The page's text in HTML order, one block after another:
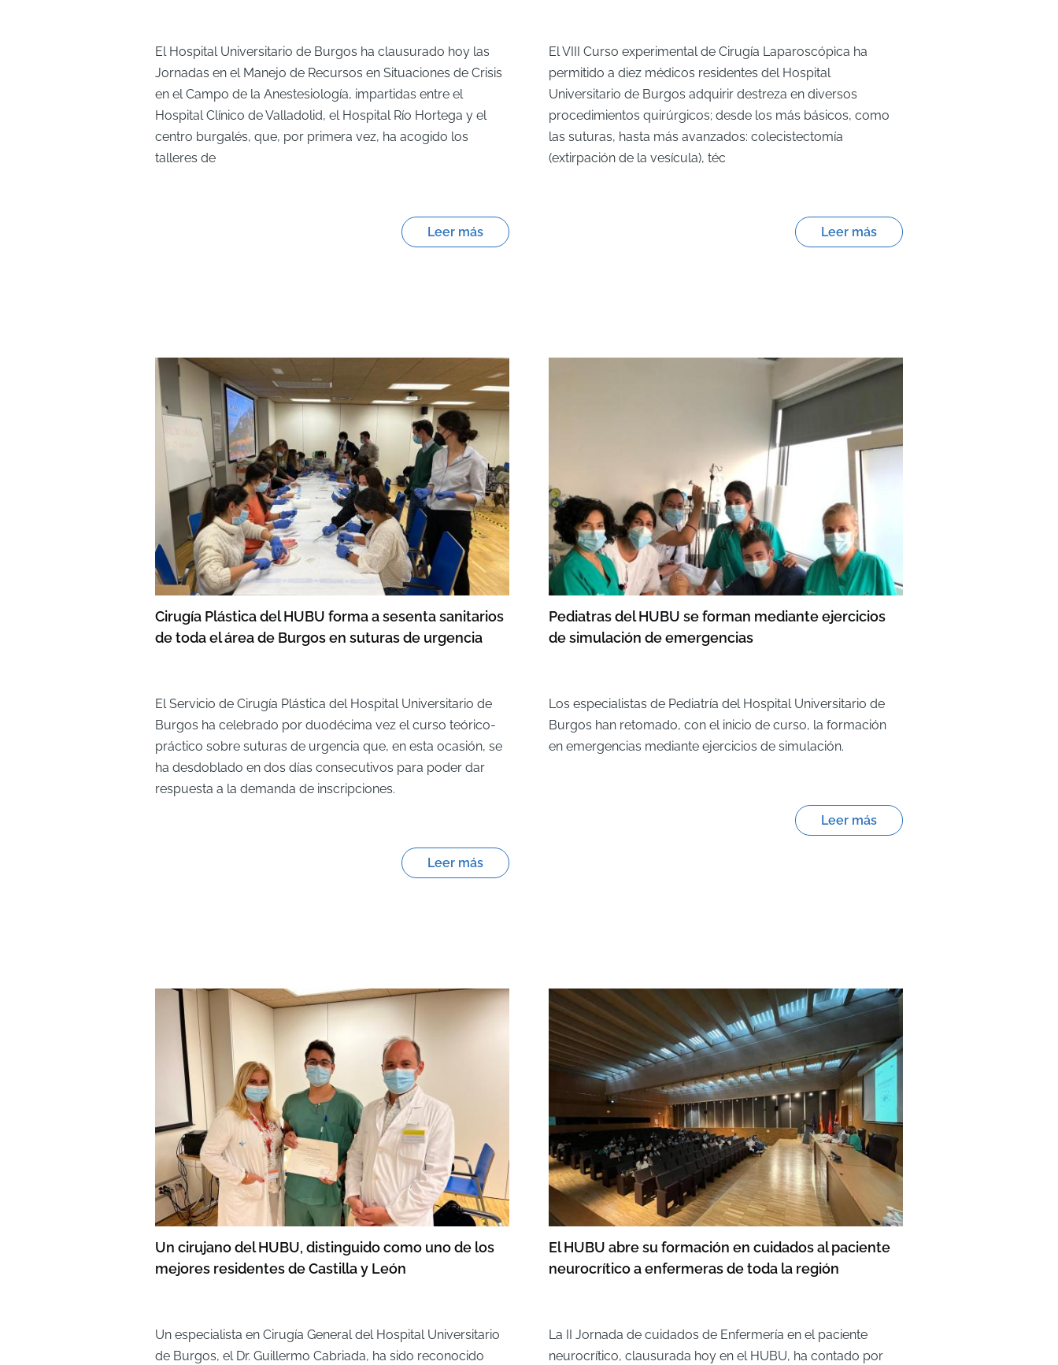
El Hospital Universitario de Burgos ha clausurado hoy las
Jornadas en el Manejo de Recursos en Situaciones de Crisis
en el Campo de la Anestesiología, impartidas entre el
Hospital Clínico de Valladolid, el Hospital Río Hortega y el
centro burgalés, que, por primera vez, ha acogido los
talleres de
Leer más
El VIII Curso experimental de Cirugía Laparoscópìca ha
permitido a diez médicos residentes del Hospital
Universitario de Burgos adquirir destreza en diversos
procedimientos quirúrgicos; desde los más básicos, como
las suturas, hasta más avanzados: colecistectomía
(extirpación de la vesícula), téc
Leer más
Cirugía Plástica del HUBU forma a sesenta sanitarios
de toda el área de Burgos en suturas de urgencia
El Servicio de Cirugía Plástica del Hospital Universitario de
Burgos ha celebrado por duodécima vez el curso teórico-
práctico sobre suturas de urgencia que, en esta ocasión, se
ha desdoblado en dos días consecutivos para poder dar
respuesta a la demanda de inscripciones.
Leer más
Pediatras del HUBU se forman mediante ejercicios
de simulación de emergencias
Los especialistas de Pediatría del Hospital Universitario de
Burgos han retomado, con el inicio de curso, la formación
en emergencias mediante ejercicios de simulación.
Leer más
Un cirujano del HUBU, distinguido como uno de los
mejores residentes de Castilla y León
Un especialista en Cirugía General del Hospital Universitario
de Burgos, el Dr. Guillermo Cabriada, ha sido reconocido
El HUBU abre su formación en cuidados al paciente
neurocrítico a enfermeras de toda la región
La II Jornada de cuidados de Enfermería en el paciente
neurocrítico, clausurada hoy en el HUBU, ha contado por